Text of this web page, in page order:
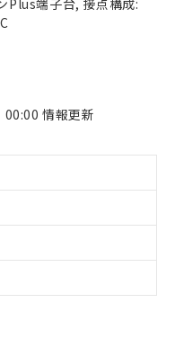
Plus端子台, 接点構成:
情報更新